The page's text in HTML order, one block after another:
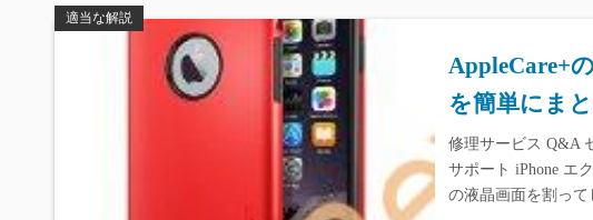
適当な解説
AppleCare+
を簡単にま
修理サービス Q&A
サポート iPhone エ
の液晶画面を割っ